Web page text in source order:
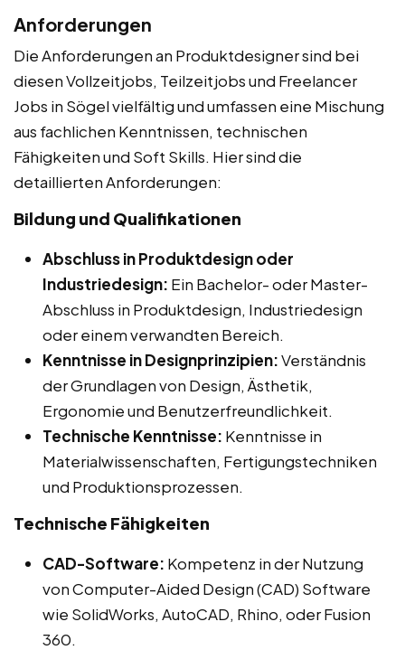
Anforderungen
Die Anforderungen an Produktdesigner sind bei
diesen Vollzeitjobs, Teilzeitjobs und Freelancer
Jobs in Sögel vielfältig und umfassen eine Mischung
aus fachlichen Kenntnissen, technischen
Fähigkeiten und Soft Skills. Hier sind die
detaillierten Anforderungen:
Bildung und Qualifikationen
Abschluss in Produktdesign oder
Industriedesign: Ein Bachelor- oder Master-
Abschluss in Produktdesign, Industriedesign
oder einem verwandten Bereich.
Kenntnisse in Designprinzipien:Verständnis
der Grundlagen von Design, Ästhetik,
Ergonomie und Benutzerfreundlichkeit.
Technische Kenntnisse: Kenntnisse in
Materialwissenschaften, Fertigungstechniken
und Produktionsprozessen.
Technische Fähigkeiten
CAD-Software: Kompetenz in der Nutzung
von Computer-Aided Design (CAD) Software
wie SolidWorks, AutoCAD, Rhino, oder Fusion
360.